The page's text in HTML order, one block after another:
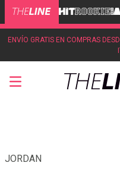
ENVÍO GRATIS EN COMPRAS
JORDAN